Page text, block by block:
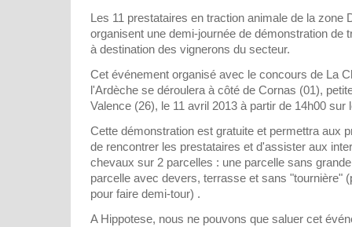
Les 11 prestataires en traction animale de la zone
organisent une demi-journée de démonstration de
à destination des vignerons du secteur.
Cet événement organisé avec le concours de La
l'Ardèche se déroulera à côté de Cornas (01),
Valence (26), le 11 avril 2013 à partir de 14h00 sur
Cette démonstration est gratuite et permettra aux
de rencontrer les prestataires et d'assister aux
chevaux sur 2 parcelles : une parcelle sans
parcelle avec devers, terrasse et sans "tournière"
pour faire demi-tour) .
A Hippotese, nous ne pouvons que saluer cet